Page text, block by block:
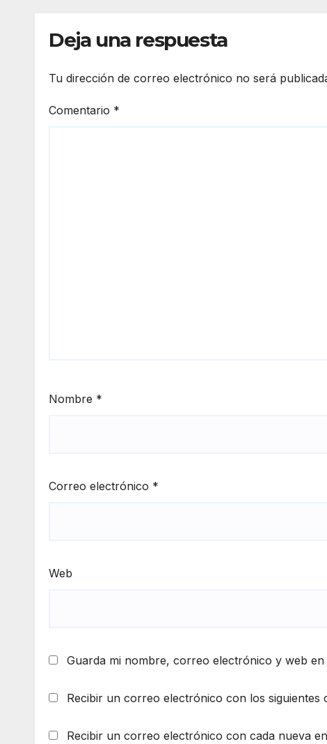
Deja una respuesta
Tu dirección de correo electrónico no será
Comentario *
Nombre *
Correo electrónico *
Web
Guarda mi nombre, correo electrónico y web
Recibir un correo electrónico con los siguientes
Recibir un correo electrónico con cada nueva